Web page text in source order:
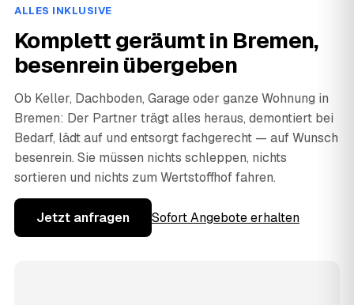
ALLES INKLUSIVE
Komplett geräumt in Bremen,
besenrein übergeben
Ob Keller, Dachboden, Garage oder ganze Wohnung in
Bremen: Der Partner trägt alles heraus, demontiert bei
Bedarf, lädt auf und entsorgt fachgerecht — auf Wunsch
besenrein. Sie müssen nichts schleppen, nichts
sortieren und nichts zum Wertstoffhof fahren.
Jetzt anfragen Sofort Angebote erhalten